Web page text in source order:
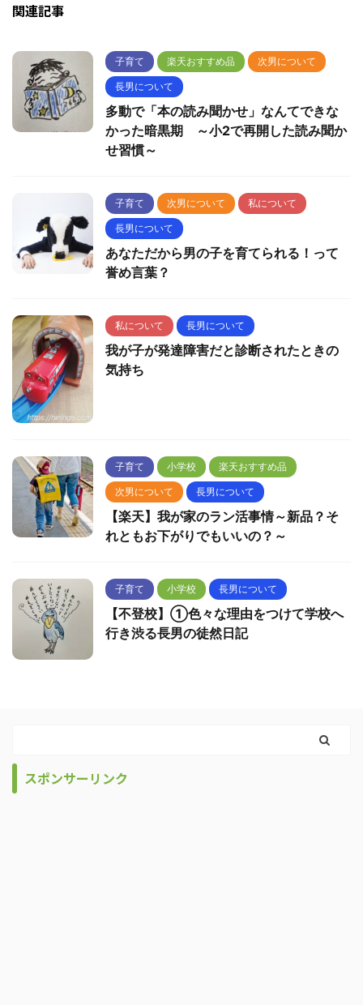
関連記事
子育て 楽天おすすめ品 次男について
長男について
多動で「本の読み聞かせ」なんてできな
かった暗黒期 ～小2で再開した読み聞か
せ習慣～
子育て 次男について 私について
長男について
あなただから男の子を育てられる！って
誉め言葉？
私について 長男について
我が子が発達障害だと診断されたときの
気持ち
子育て 小学校 楽天おすすめ品
次男について 長男について
【楽天】我が家のラン活事情～新品？そ
れともお下がりでもいいの？～
子育て 小学校 長男について
【不登校】①色々な理由をつけて学校へ
行き渋る長男の徒然日記
スポンサーリンク